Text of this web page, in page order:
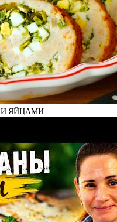
И ЯЙЦАМИ